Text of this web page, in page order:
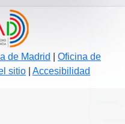
de Madrid
Oficina de
sitio Accesibilidad